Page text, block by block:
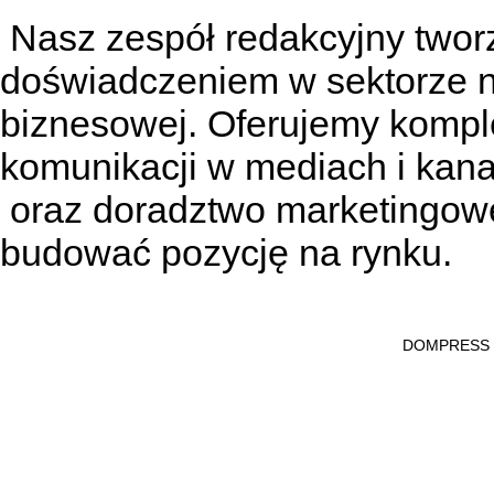
Nasz zespół redakcyjny
doświadczeniem w sektorze
biznesowej. Oferujemy
komunikacji w mediach i
oraz doradztwo
budować pozycję na rynku.